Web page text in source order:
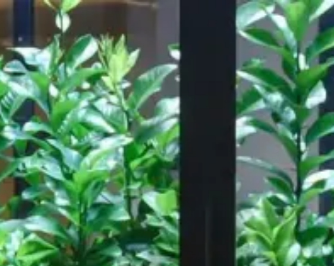
Produkte Unsere Arbeit